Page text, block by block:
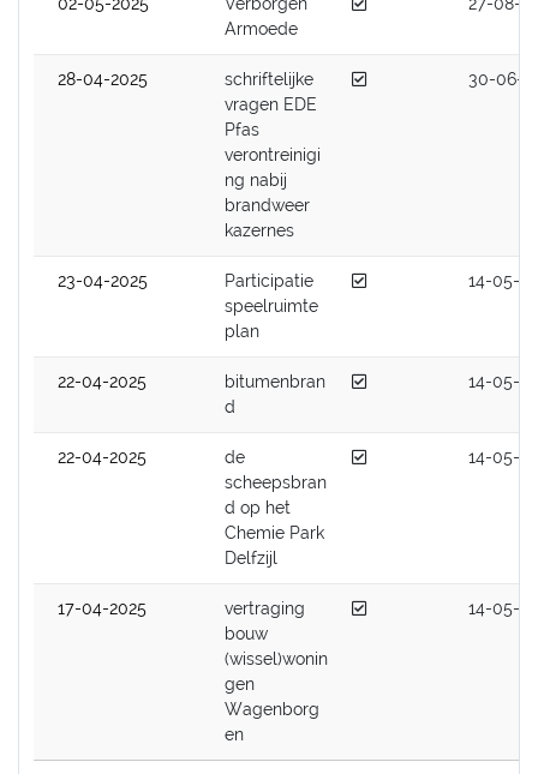
Armoede
28-04-2025
schriftelijke
vragen EDE
Pfas
verontreinigi
ng nabij
brandweer
kazernes
Afgedaan 30-06-
23-04-2025
Participatie
speelruimte
plan
Afgedaan 14-05-
22-04-2025
bitumenbran
d
Afgedaan 14-05-
22-04-2025
de
scheepsbran
d op het
Chemie Park
Delfzijl
Afgedaan 14-05-
17-04-2025
vertraging
bouw
(wissel)wonin
gen
Wagenborg
en
Afgedaan 14-05-